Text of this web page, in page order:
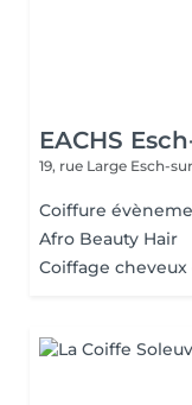
EACHS
19, rue Large Esch-
Coiffure
Afro Beauty Hair
Coiffage